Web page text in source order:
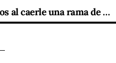
Grave un joven de 25 años al caerle una rama de árbol en Carabanchel